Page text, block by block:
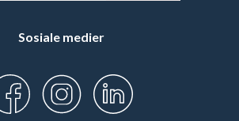
Sosiale medier